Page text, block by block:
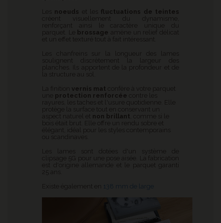
noeuds et les fluctuations de teintes
créent visuellement du dynamisme,
renforçant ainsi le caractère unique du
parquet. Le
brossage amène un relief délicat
et un effet texturé tout à fait intéressant.
Les chanfreins sur la longueur des lames
soulignent discrètement la largeur des
planches. Ils apportent de la profondeur et de
la structure au sol.
La finition vernis mat
confère à votre parquet
protection renforcée contre les
rayures, les taches et l'usure quotidienne. Elle
protège la surface tout en conservant un
aspect naturel et non brillant , comme si le
bois était brut. Elle offre un rendu sobre et
élégant, idéal pour les styles contemporains
ou scandinaves.
Les lames sont dotées d'un système de
clipsage 5G pour une pose aisée. La fabrication
est d'origine allemande et le parquet garanti
Existe également en
138 mm de large